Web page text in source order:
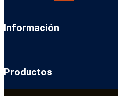
Información
Productos